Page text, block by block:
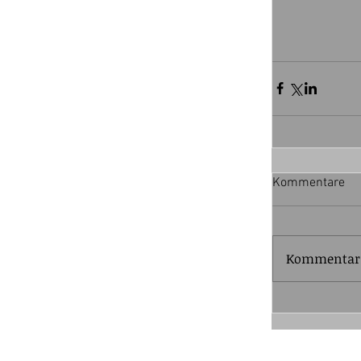
Kommentare